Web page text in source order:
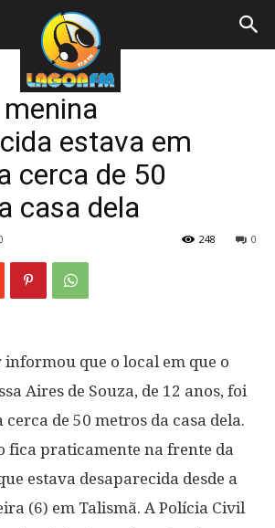
estava em
cerca de 50
casa dela
0
248
que o local em que o
Aires de Souza, de 12 anos, foi
de 50 metros da casa dela.
fica praticamente na frente da
estava desaparecida desde a
(6) em Talismã. A Polícia Civil